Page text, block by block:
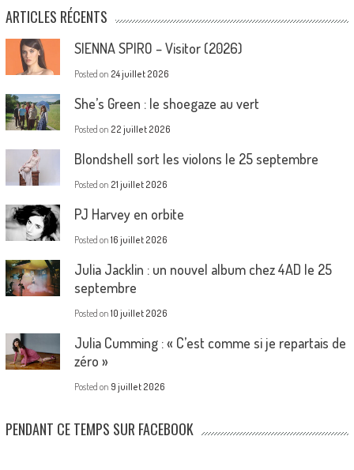
ARTICLES RÉCENTS
SIENNA SPIRO – Visitor (2026)
Posted on 24 juillet 2026
She’s Green : le shoegaze au vert
Posted on 22 juillet 2026
Blondshell sort les violons le 25 septembre
Posted on 21 juillet 2026
PJ Harvey en orbite
Posted on 16 juillet 2026
Julia Jacklin : un nouvel album chez 4AD le 25
septembre
Posted on 10 juillet 2026
Julia Cumming : « C’est comme si je repartais de
zéro »
Posted on 9 juillet 2026
PENDANT CE TEMPS SUR FACEBOOK